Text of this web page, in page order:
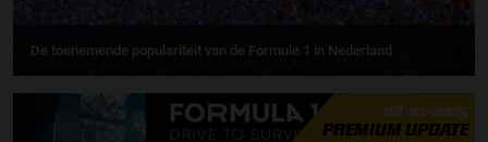
De toenemende populariteit van de Formule 1 in Nederland
08-02-2025
PREMIUM UPDATE